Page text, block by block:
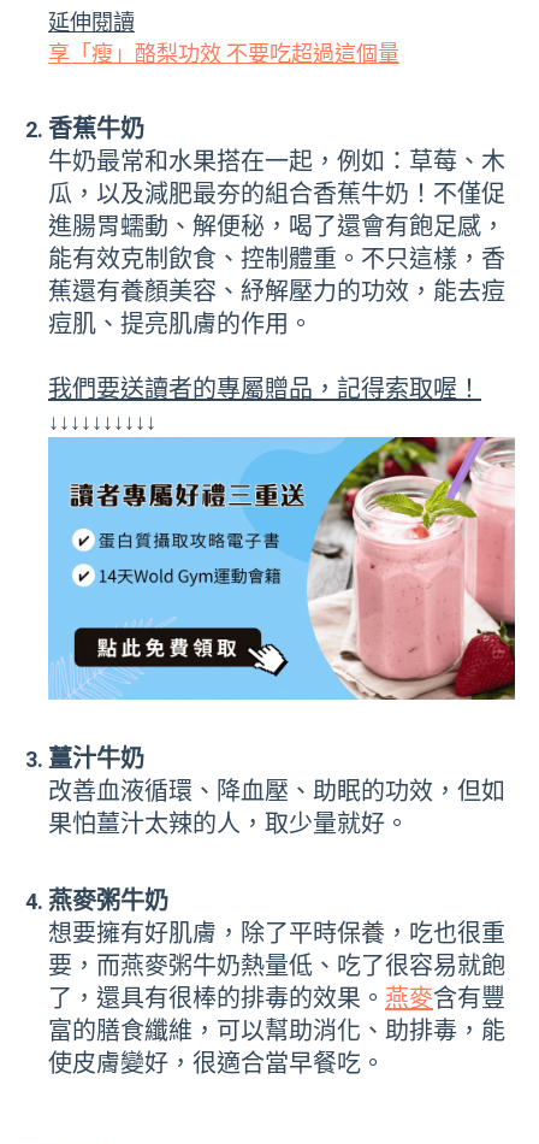
延伸閱讀
享「瘦」酪梨功效 不要吃超過這個量
香蕉牛奶
牛奶最常和水果搭在一起，例如：草莓、木
瓜，以及減肥最夯的組合香蕉牛奶！不僅促
進腸胃蠕動、解便秘，喝了還會有飽足感，
能有效克制飲食、控制體重。不只這樣，香
蕉還有養顏美容、紓解壓力的功效，能去痘
痘肌、提亮肌膚的作用。
我們要送讀者的專屬贈品，記得索取喔！
↓↓↓↓↓↓↓↓↓↓
薑汁牛奶
改善血液循環、降血壓、助眠的功效，但如
果怕薑汁太辣的人，取少量就好。
燕麥粥牛奶
想要擁有好肌膚，除了平時保養，吃也很重
要，而燕麥粥牛奶熱量低、吃了很容易就飽
了，還具有很棒的排毒的效果。 燕麥含有豐
富的膳食纖維，可以幫助消化、助排毒，能
使皮膚變好，很適合當早餐吃。